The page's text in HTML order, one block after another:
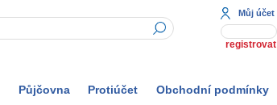
Můj účet
registrovat
Půjčovna Protiúčet Obchodní podmínky